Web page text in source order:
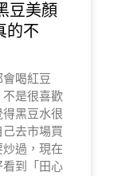
豆美顏
的不
喝紅豆
是很喜歡
黑豆水很
去市場買
過，現在
到「田心